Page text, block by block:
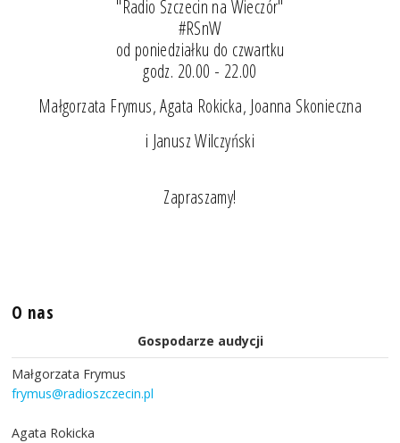
"Radio Szczecin na Wieczór"
#RSnW
od poniedziałku do czwartku
godz. 20.00 - 22.00
Małgorzata Frymus, Agata Rokicka, Joanna Skonieczna
i Janusz Wilczyński
Zapraszamy!
O nas
Gospodarze audycji
Małgorzata Frymus
frymus@radioszczecin.pl
Agata Rokicka